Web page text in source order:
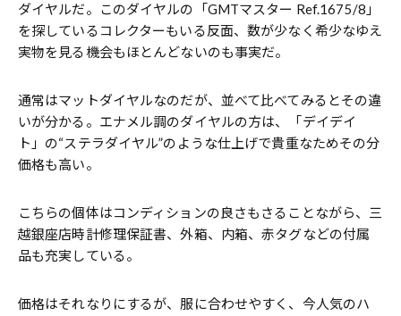
ダイヤルだ。このダイヤルの「GMTマスター Ref.1675/8」
を探しているコレクターもいる反面、数が少なく希少なゆえ
実物を見る機会もほとんどないのも事実だ。
通常はマットダイヤルなのだが、並べて比べてみるとその違
いが分かる。エナメル調のダイヤルの方は、「デイデイ
ト」の“ステラダイヤル”のような仕上げで貴重なためその分
価格も高い。
こちらの個体はコンディションの良さもさることながら、三
越銀座店時計修理保証書、外箱、内箱、赤タグなどの付属
品も充実している。
価格はそれなりにするが、服に合わせやすく、今人気のハ